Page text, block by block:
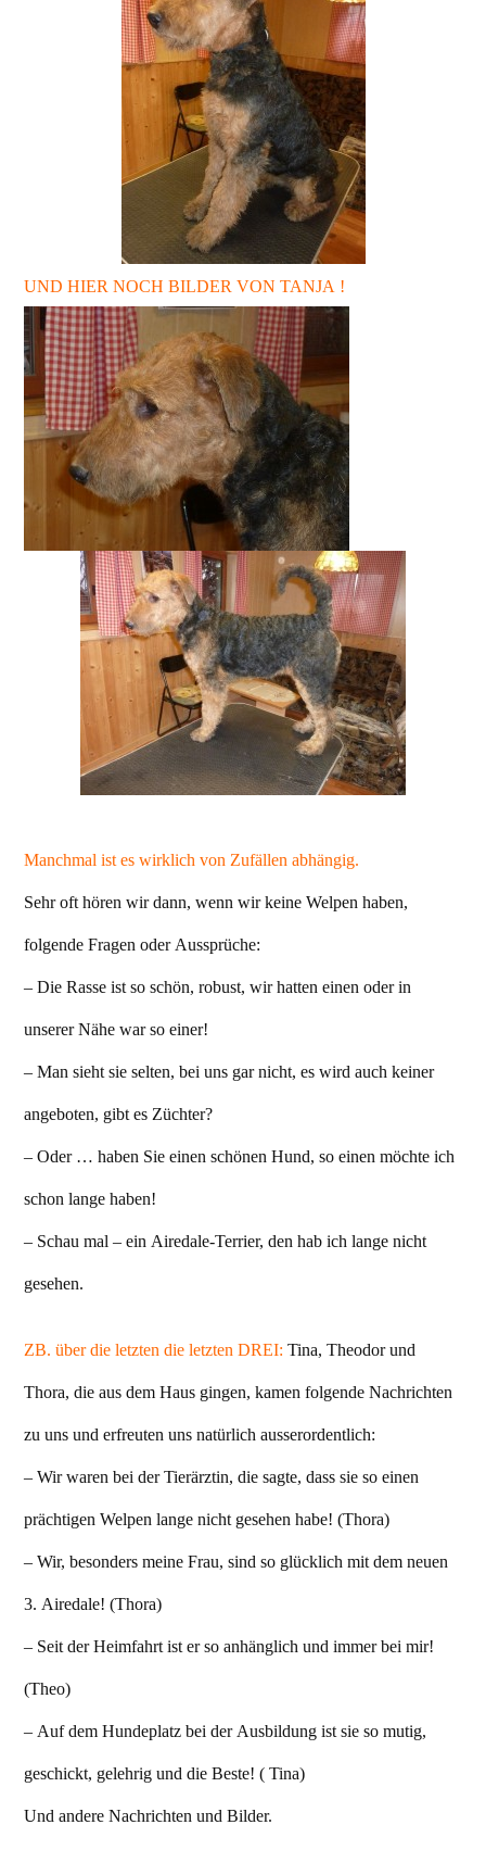
UND HIER NOCH BILDER VON TANJA !
Manchmal ist es wirklich von Zufällen abhängig.
Sehr oft hören wir dann, wenn wir keine Welpen haben,
folgende Fragen oder Aussprüche:
– Die Rasse ist so schön, robust, wir hatten einen oder in
unserer Nähe war so einer!
– Man sieht sie selten, bei uns gar nicht, es wird auch keiner
angeboten, gibt es Züchter?
– Oder … haben Sie einen schönen Hund, so einen möchte ich
schon lange haben!
– Schau mal – ein Airedale-Terrier, den hab ich lange nicht
gesehen.
ZB. über die letzten die letzten DREI: Tina, Theodor und
Thora, die aus dem Haus gingen, kamen folgende Nachrichten
zu uns und erfreuten uns natürlich ausserordentlich:
– Wir waren bei der Tierärztin, die sagte, dass sie so einen
prächtigen Welpen lange nicht gesehen habe! (Thora)
– Wir, besonders meine Frau, sind so glücklich mit dem neuen
3. Airedale! (Thora)
– Seit der Heimfahrt ist er so anhänglich und immer bei mir!
(Theo)
– Auf dem Hundeplatz bei der Ausbildung ist sie so mutig,
geschickt, gelehrig und die Beste! ( Tina)
Und andere Nachrichten und Bilder.